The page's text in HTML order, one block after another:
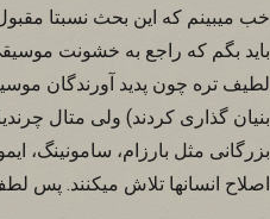
خب میبینم که این بحث نسبتا
باید بگم که راجع به خشونت
لطیف تره چون پدید آورندگان
بنیان گذاری کردند) ولی متال
بزرگانی مثل بارزام، سامونینگ،
اصلاح انسانها تلاش میکنند. پس